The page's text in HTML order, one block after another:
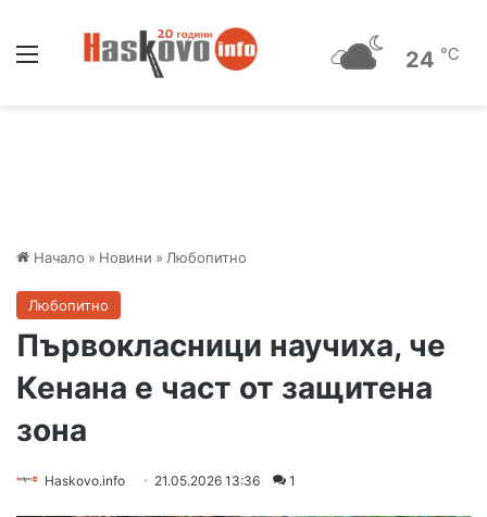
24 ℃
Начало » Новини » Любопитно
Любопитно
Първокласници научиха, че
Кенана е част от защитена
зона
Haskovo.info 21.05.2026 13:36 1